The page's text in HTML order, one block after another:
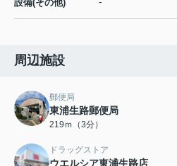
設備(その他)
周辺施設
郵便局
東浦生路郵便局
219ｍ（3分）
ドラッグストア
ウエルシア東浦生路店